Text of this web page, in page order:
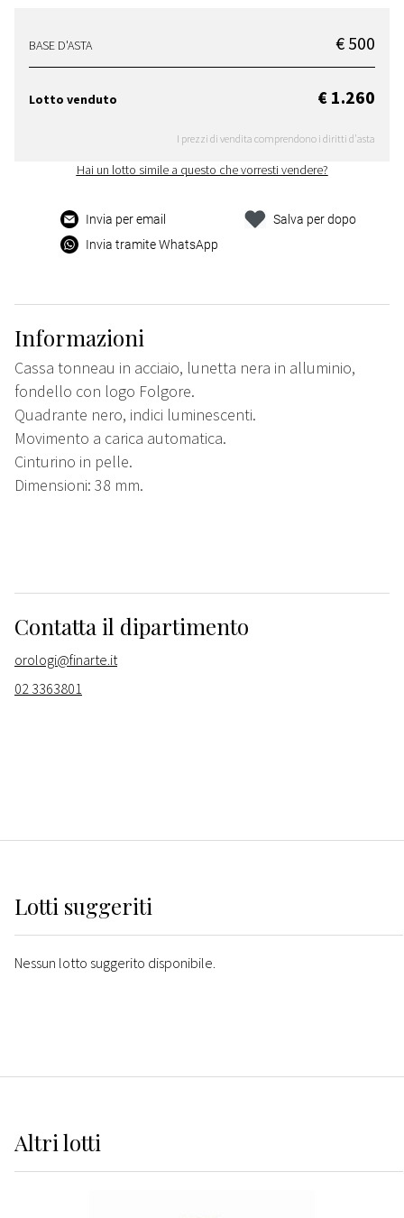
BASE D'ASTA € 500
Lotto venduto € 1.260
I prezzi di vendita comprendono i diritti d'asta
Hai un lotto simile a questo che vorresti vendere?
Invia per email
Invia tramite WhatsApp
Salva per dopo
Informazioni
Cassa tonneau in acciaio, lunetta nera in alluminio,
fondello con logo Folgore.
Quadrante nero, indici luminescenti.
Movimento a carica automatica.
Cinturino in pelle.
Dimensioni: 38 mm.
Contatta il dipartimento
orologi@finarte.it
02 3363801
Lotti suggeriti
Nessun lotto suggerito disponibile.
Altrilotti